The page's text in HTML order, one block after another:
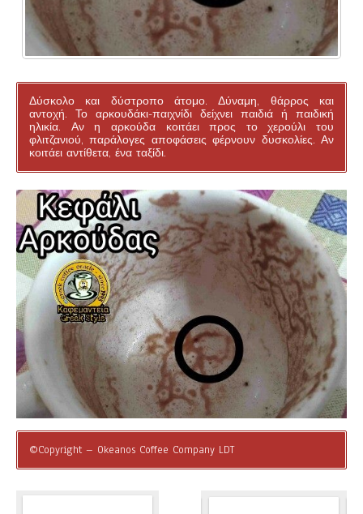
Δύσκολο και δύστροπο άτομο. Δύναμη, θάρρος και
αντοχή. Το αρκουδάκι-παιχνίδι δείχνει παιδιά ή παιδική
ηλικία. Αν η αρκούδα κοιτάει προς το χερούλι του
φλιτζανιού, παράλογες αποφάσεις φέρνουν δυσκολίες. Αν
κοιτάει αντίθετα, ένα ταξίδι.
©Copyright – Okeanos Coffee Company LDT